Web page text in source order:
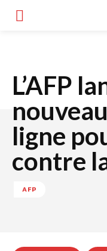
L’AFP
ligne
contre
AFP